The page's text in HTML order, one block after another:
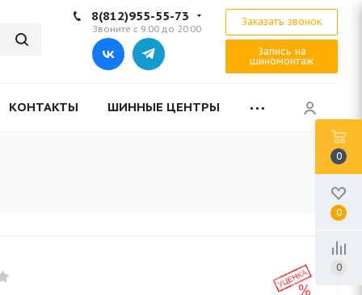
8(812)955-55-73
Звоните с 9:00 до 20:00
Заказать звонок
Запись на
шиномонтаж
КОНТАКТЫ ШИННЫЕ ЦЕНТРЫ
0
0
0